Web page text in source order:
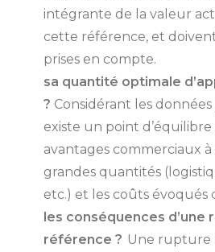
intégrante de la valeur
cette référence, et
prises en compte.
sa quantité optimale
? Considérant les données
existe un point
avantages commerciaux
grandes quantités
etc.) et les coûts évoqués
les conséquences
référence ? Une rupture